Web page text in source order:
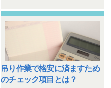
吊り作業で格安に済ますため
のチェック項目とは？